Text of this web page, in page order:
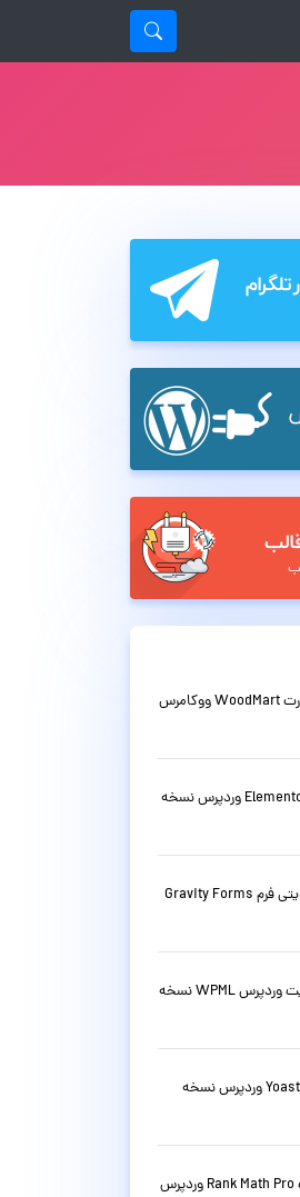
قالب فروشگاهی چندمنظوره وودمارت WoodMart ووکامرس
افزونه صفحه ساز المنتور پرو Elementor Pro وردپرس نسخه
افزونه فرم ساز حرفه ای وردپرس گرویتی فرم Gravity Forms
افزونه قدرتمند چند زبانه کردن سایت وردپرس WPML نسخه
افزونه فارسی سئو Yoast SEO Premium وردپرس نسخه
دانلود افزونه سئو حرفه ای رنک مث Rank Math Pro وردپرس